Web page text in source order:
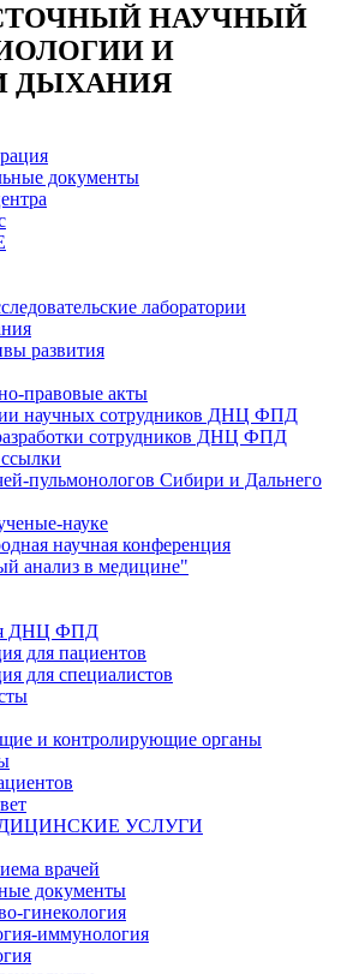
НАУЧНЫЙ
И
ДЫХАНИЯ
документы
лаборатории
развития
правовые акты
научных сотрудников ДНЦ ФПД
сотрудников ДНЦ ФПД
пульмонологов Сибири и Дальнего
науке
научная конференция
анализ в медицине"
ДНЦ ФПД
для пациентов
для специалистов
и контролирующие органы
УСЛУГИ
врачей
документы
гинекология
иммунология